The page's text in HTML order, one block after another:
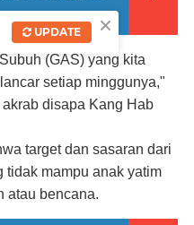
(GAS) yang kita
setiap minggunya,"
disapa Kang Hab
target dan sasaran dari
tidak mampu anak yatim
atau bencana.
×
UPDATE